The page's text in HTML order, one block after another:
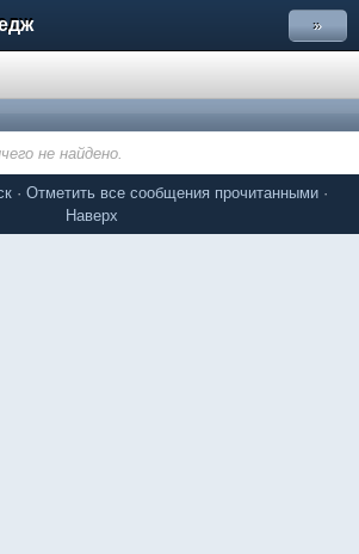
»
не найдено.
· Отметить все сообщения прочитанными ·
Наверх